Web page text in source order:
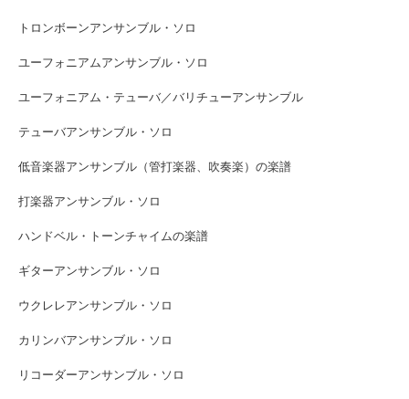
トロンボーンアンサンブル・ソロ
ユーフォニアムアンサンブル・ソロ
ユーフォニアム・テューバ／バリチューアンサンブル
テューバアンサンブル・ソロ
低音楽器アンサンブル（管打楽器、吹奏楽）の楽譜
打楽器アンサンブル・ソロ
ハンドベル・トーンチャイムの楽譜
ギターアンサンブル・ソロ
ウクレレアンサンブル・ソロ
カリンバアンサンブル・ソロ
リコーダーアンサンブル・ソロ